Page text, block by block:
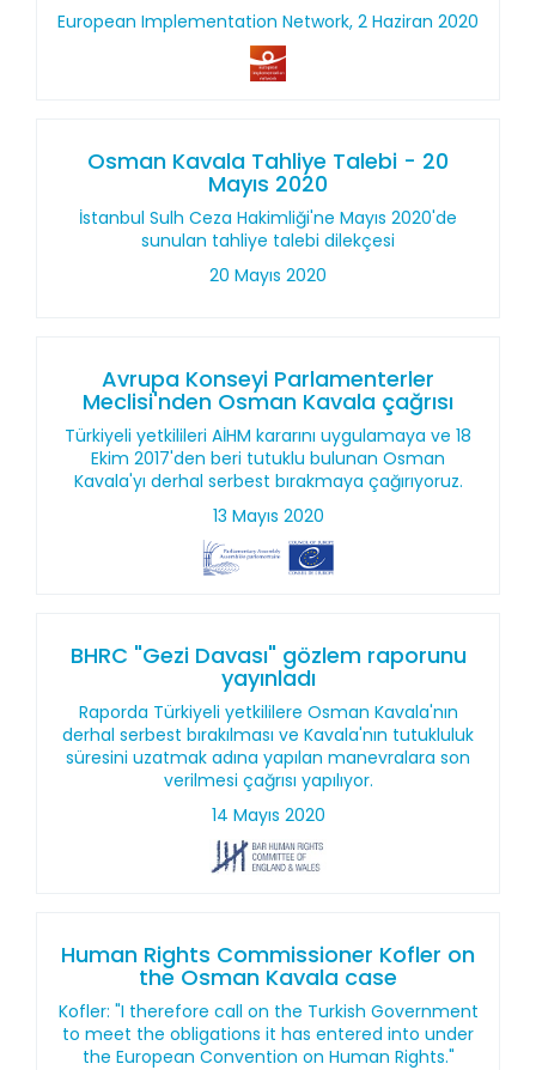
European Implementation Network, 2 Haziran 2020
Osman Kavala Tahliye Talebi - 20
Mayıs 2020
İstanbul Sulh Ceza Hakimliği'ne Mayıs 2020'de
sunulan tahliye talebi dilekçesi
20 Mayıs 2020
Avrupa Konseyi Parlamenterler
Meclisi'nden Osman Kavala çağrısı
Türkiyeli yetkilileri AİHM kararını uygulamaya ve 18
Ekim 2017'den beri tutuklu bulunan Osman
Kavala'yı derhal serbest bırakmaya çağırıyoruz.
13 Mayıs 2020
BHRC "Gezi Davası" gözlem raporunu
yayınladı
Raporda Türkiyeli yetkililere Osman Kavala'nın
derhal serbest bırakılması ve Kavala'nın tutukluluk
süresini uzatmak adına yapılan manevralara son
verilmesi çağrısı yapılıyor.
14 Mayıs 2020
Human Rights Commissioner Kofler on
the Osman Kavala case
Kofler: "I therefore call on the Turkish Government
to meet the obligations it has entered into under
the European Convention on Human Rights."